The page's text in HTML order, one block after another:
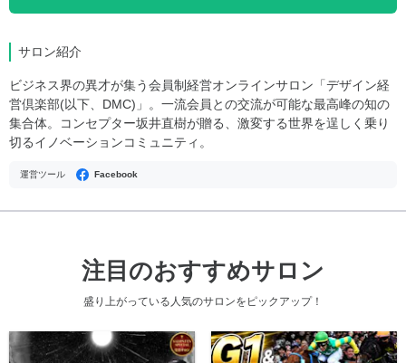
サロン紹介
ビジネス界の異才が集う会員制経営オンラインサロン「デザイン経
営倶楽部(以下、DMC)」。一流会員との交流が可能な最高峰の知の
集合体。コンセプター坂井直樹が贈る、激変する世界を逞しく乗り
切るイノベーションコミュニティ。
運営ツール Facebook
注目のおすすめサロン
盛り上がっている人気のサロンをピックアップ！